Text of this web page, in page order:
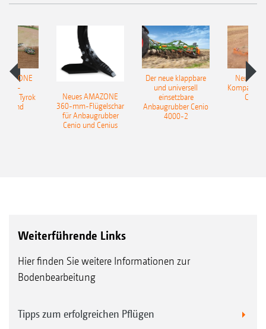
60 cm sowie eine Seitenblechverlängerung möglich.
Tyrok
Neues AMAZONE
360-mm-Flügelschar
für Anbaugrubber
Cenio und Cenius
Der neue klappbare
und universell
einsetzbare
Anbaugrubber Cenio
4000-2
Neue
Weiterführende Links
Hier finden Sie weitere Informationen zur
Bodenbearbeitung
Tipps zum erfolgreichen Pflügen